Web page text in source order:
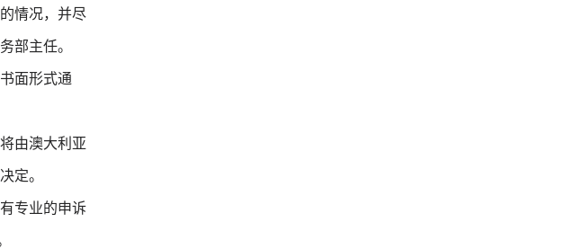
情况，并尽
部主任。
面形式通
由澳大利亚
定。
专业的申诉